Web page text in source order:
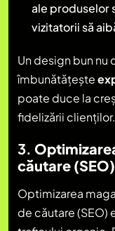
ale produselor
vizitatorii să
Un design bun nu
îmbunătățește
poate duce la
fidelizării clienților.
3.
căutare (SEO)
Optimizarea
de căutare (SEO)